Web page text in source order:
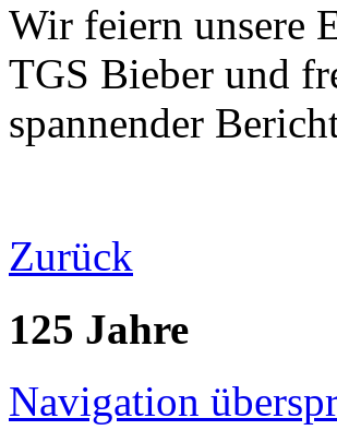
Wir feiern unsere
TGS Bieber und
spannender
Zurück
125 Jahre
Navigation